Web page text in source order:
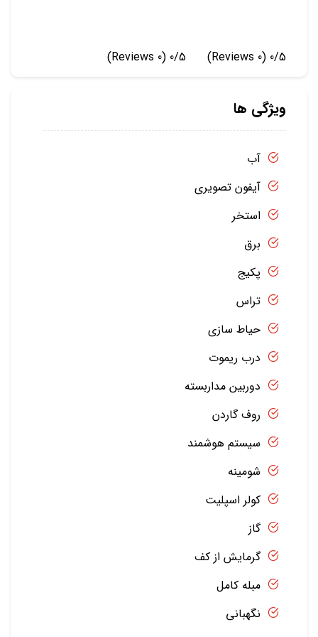
0/5
(0 Reviews)
0/5
(0 Reviews)
ویژگی ها
آب
آیفون تصویری
استخر
برق
پکیج
تراس
حیاط سازی
درب ریموت
دوربین مداربسته
روف گاردن
سیستم هوشمند
شومینه
کولر اسپلیت
گاز
گرمایش از کف
مبله کامل
نگهبانی